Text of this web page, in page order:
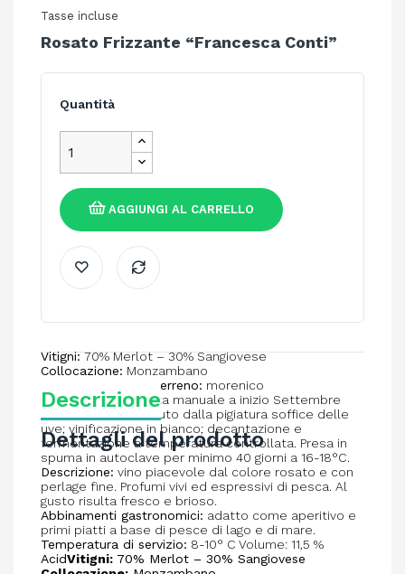
Tasse incluse
Rosato Frizzante “Francesca Conti”
Quantità
AGGIUNGI AL CARRELLO
Descrizione
Dettagli del prodotto
Vitigni: 70% Merlot – 30% Sangiovese
Collocazione: Monzambano
Composizione del terreno: morenico
Vendemmia:raccolta manuale a inizio Settembre
ottenuto dalla pigiatura soffice delle
uve; vinificazione in bianco; decantazione e
fermentazione a temperatura controllata. Presa in
spuma in autoclave per minimo 40 giorni a 16-18°C.
Descrizione: vino piacevole dal colore rosato e con
perlage fine. Profumi vivi ed espressivi di pesca. Al
gusto risulta fresco e brioso.
Abbinamenti gastronomici: adatto come aperitivo e
primi piatti a base di pesce di lago e di mare.
Temperatura di servizio: 8-10° C Volume: 11,5 %
AcidVitigni: 70% Merlot – 30% Sangiovese